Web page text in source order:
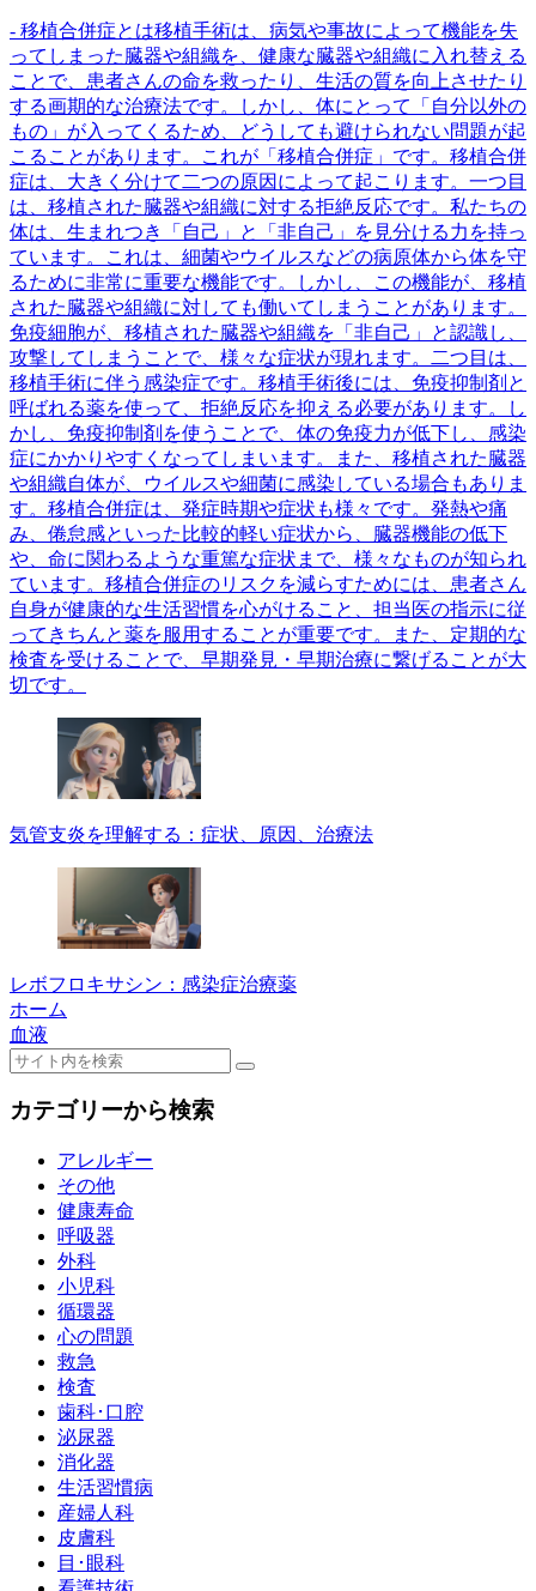
- 移植合併症とは移植手術は、病気や事故によって機能を失
ってしまった臓器や組織を、健康な臓器や組織に入れ替える
ことで、患者さんの命を救ったり、生活の質を向上させたり
する画期的な治療法です。しかし、体にとって「自分以外の
もの」が入ってくるため、どうしても避けられない問題が起
こることがあります。これが「移植合併症」です。移植合併
症は、大きく分けて二つの原因によって起こります。一つ目
は、移植された臓器や組織に対する拒絶反応です。私たちの
体は、生まれつき「自己」と「非自己」を見分ける力を持っ
ています。これは、細菌やウイルスなどの病原体から体を守
るために非常に重要な機能です。しかし、この機能が、移植
された臓器や組織に対しても働いてしまうことがあります。
免疫細胞が、移植された臓器や組織を「非自己」と認識し、
攻撃してしまうことで、様々な症状が現れます。二つ目は、
移植手術に伴う感染症です。移植手術後には、免疫抑制剤と
呼ばれる薬を使って、拒絶反応を抑える必要があります。し
かし、免疫抑制剤を使うことで、体の免疫力が低下し、感染
症にかかりやすくなってしまいます。また、移植された臓器
や組織自体が、ウイルスや細菌に感染している場合もありま
す。移植合併症は、発症時期や症状も様々です。発熱や痛
み、倦怠感といった比較的軽い症状から、臓器機能の低下
や、命に関わるような重篤な症状まで、様々なものが知られ
ています。移植合併症のリスクを減らすためには、患者さん
自身が健康的な生活習慣を心がけること、担当医の指示に従
ってきちんと薬を服用することが重要です。また、定期的な
検査を受けることで、早期発見・早期治療に繋げることが大
切です。
気管支炎を理解する：症状、原因、治療法
レボフロキサシン：感染症治療薬
ホーム
血液
カテゴリーから検索
アレルギー
その他
健康寿命
呼吸器
外科
小児科
循環器
心の問題
救急
検査
歯科･口腔
泌尿器
消化器
生活習慣病
産婦人科
皮膚科
目･眼科